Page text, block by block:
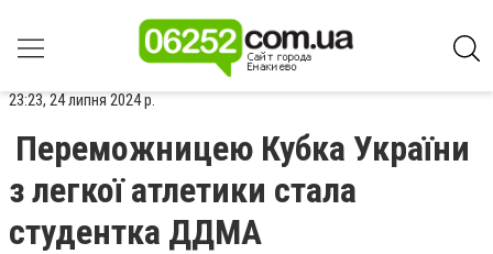
23:23, 24 липня 2024 р.
Переможницею Кубка України
з легкої атлетики стала
студентка ДДМА